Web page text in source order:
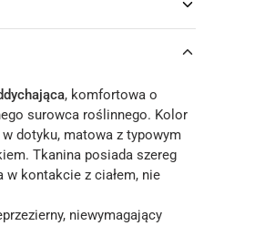
, komfortowa o
surowca roślinnego. Kolor
dotyku, matowa z typowym
Tkanina posiada szereg
w kontakcie z ciałem, nie
niewymagający